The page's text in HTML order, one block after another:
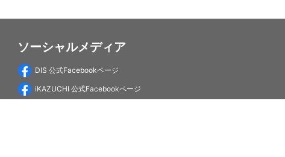
ソーシャルメディア
DIS 公式Facebookページ
iKAZUCHI 公式Facebookページ